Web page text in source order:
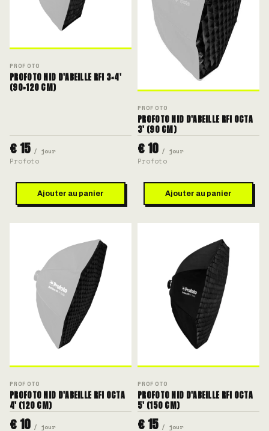
PROFOTO
PROFOTO NID D'ABEILLE RFI 3×4'
(90×120 CM)
€ 15 / jour
Profoto
Ajouter au panier
PROFOTO
PROFOTO NID D'ABEILLE RFI OCTA
3' (90 CM)
€ 10 / jour
Profoto
Ajouter au panier
PROFOTO
PROFOTO NID D'ABEILLE RFI OCTA
4' (120 CM)
€ 10 / jour
PROFOTO
PROFOTO NID D'ABEILLE RFI OCTA
5' (150 CM)
€ 15 / jour